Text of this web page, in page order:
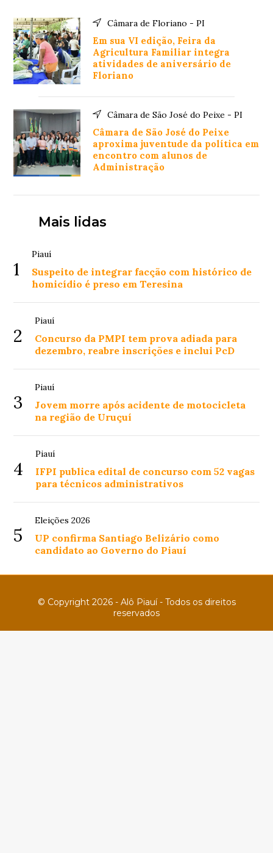
Câmara de Floriano - PI
Em sua VI edição, Feira da
Agricultura Familiar integra
atividades de aniversário de
Floriano
Câmara de São José do Peixe - PI
Câmara de São José do Peixe
aproxima juventude da política em
encontro com alunos de
Administração
Mais lidas
1
Piauí
Suspeito de integrar facção com histórico de
homicídio é preso em Teresina
2
Piauí
Concurso da PMPI tem prova adiada para
dezembro, reabre inscrições e inclui PcD
3
Piauí
Jovem morre após acidente de motocicleta
na região de Uruçuí
4
Piauí
IFPI publica edital de concurso com 52 vagas
para técnicos administrativos
5
Eleições 2026
UP confirma Santiago Belizário como
candidato ao Governo do Piauí
© Copyright 2026 - Alô Piauí - Todos os direitos
reservados